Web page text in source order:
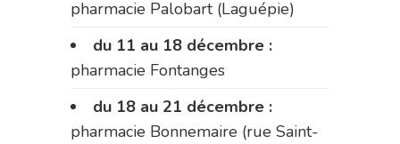
pharmacie Palobart (Laguépie)
du 11 au 18 décembre :
pharmacie Fontanges
du 18 au 21 décembre :
pharmacie Bonnemaire (rue Saint-